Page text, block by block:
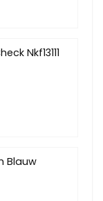
Nkf13111
Blauw